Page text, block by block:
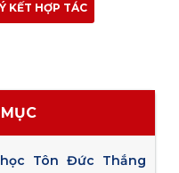
KẾT HỢP TÁC
Tôn Đức Thắng